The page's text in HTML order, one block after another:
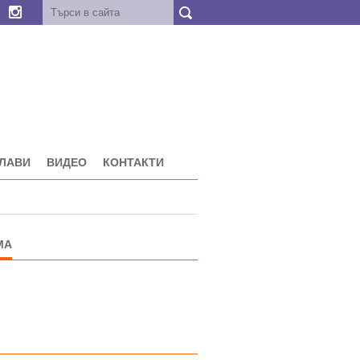
ВИДЕО КОНТАКТИ